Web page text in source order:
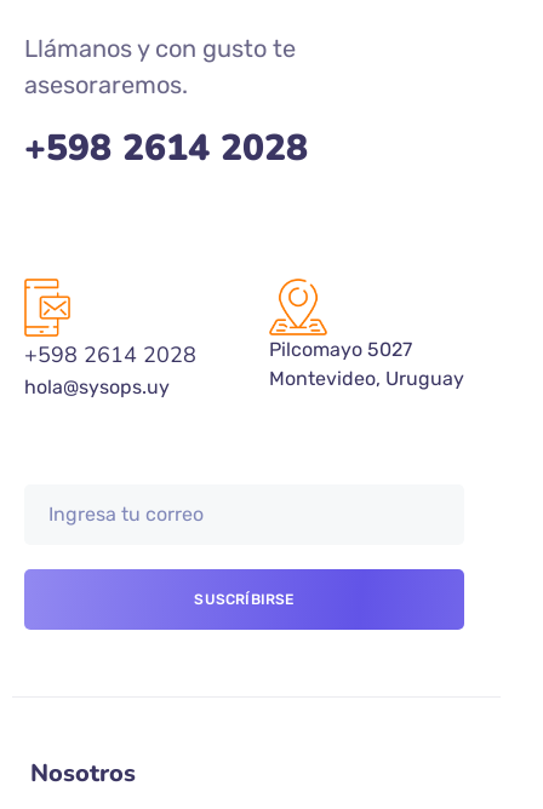
Llámanos y con gusto te
asesoraremos.
+598 2614 2028
+598 2614 2028
hola@sysops.uy
Pilcomayo 5027
Montevideo, Uruguay
Nosotros